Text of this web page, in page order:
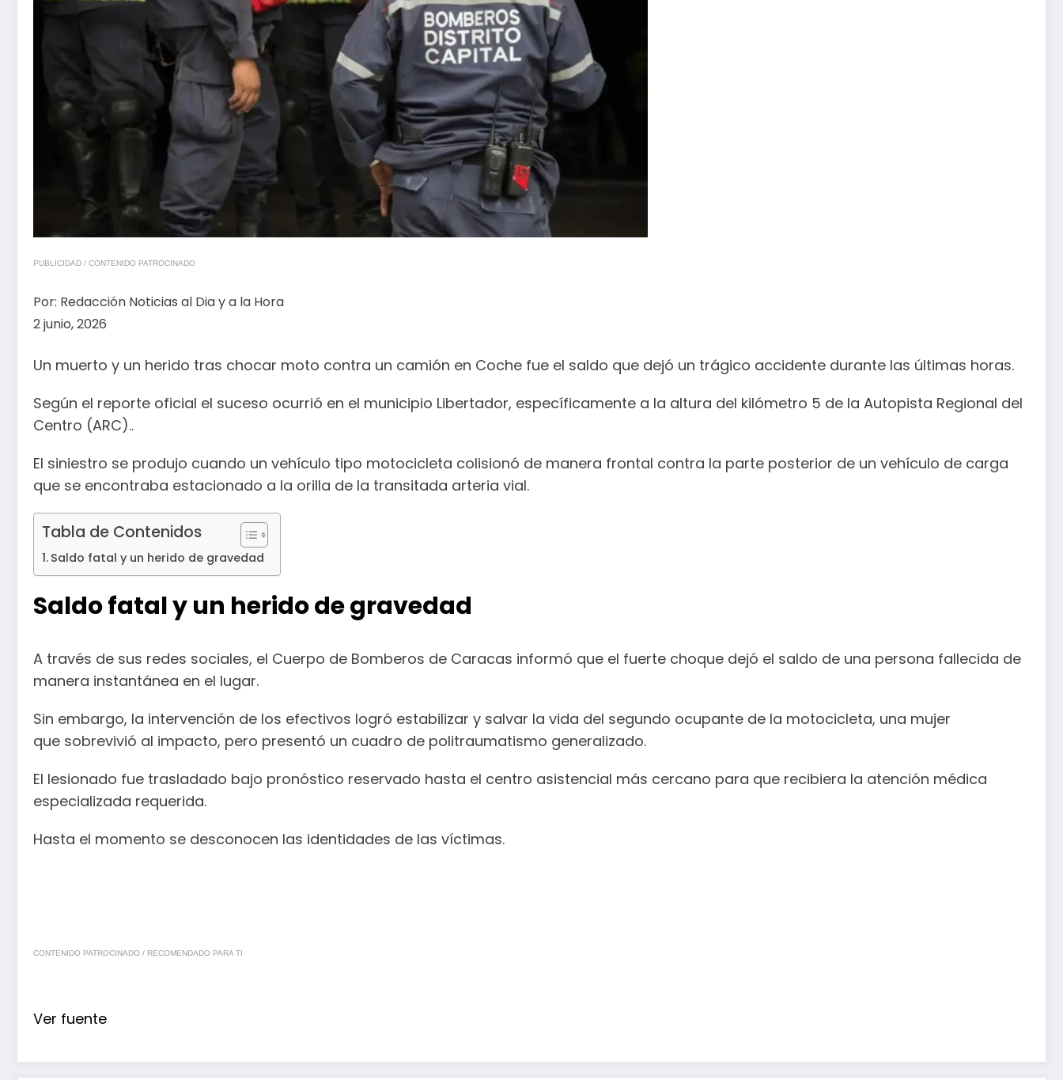
PUBLICIDAD / CONTENIDO PATROCINADO
Por: Redacción Noticias al Dia y a la Hora
2 junio, 2026
Un muerto y un herido tras chocar moto contra un camión en Coche fue el saldo que dejó un trágico accidente durante las últimas horas.
Según el reporte oficial el suceso ocurrió en el municipio Libertador, específicamente a la altura del kilómetro 5 de la Autopista Regional del
Centro (ARC)..
El siniestro se produjo cuando un vehículo tipo motocicleta colisionó de manera frontal contra la parte posterior de un vehículo de carga
que se encontraba estacionado a la orilla de la transitada arteria vial.
Tabla de Contenidos
Saldo fatal y un herido de gravedad
Saldo fatal y un herido de gravedad
A través de sus redes sociales, el Cuerpo de Bomberos de Caracas informó que el fuerte choque dejó el saldo de una persona fallecida de
manera instantánea en el lugar.
Sin embargo, la intervención de los efectivos logró estabilizar y salvar la vida del segundo ocupante de la motocicleta, una mujer
que sobrevivió al impacto, pero presentó un cuadro de politraumatismo generalizado.
El lesionado fue trasladado bajo pronóstico reservado hasta el centro asistencial más cercano para que recibiera la atención médica
especializada requerida.
Hasta el momento se desconocen las identidades de las víctimas.
CONTENIDO PATROCINADO / RECOMENDADO PARA TI
Ver fuente